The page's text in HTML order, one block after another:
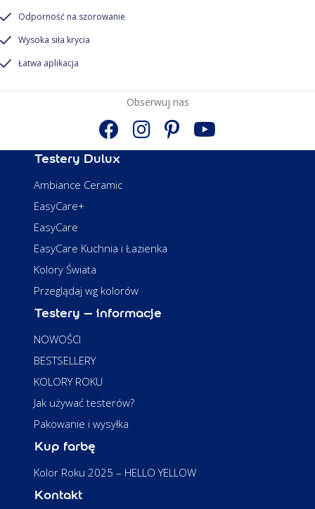
Odporność na szorowanie
Wysoka siła krycia
Łatwa aplikacja
Obserwuj nas
Testery Dulux
Ambiance Ceramic
EasyCare+
EasyCare
EasyCare Kuchnia i Łazienka
Kolory Świata
Przeglądaj wg kolorów
Testery – informacje
NOWOŚCI
BESTSELLERY
KOLORY ROKU
Jak używać testerów?
Pakowanie i wysyłka
Kup farbę
Kolor Roku 2025 – HELLO YELLOW
Kontakt